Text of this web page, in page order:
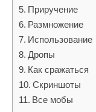
Приручение
Размножение
Использование
Дропы
Как сражаться
Скриншоты
Все мобы